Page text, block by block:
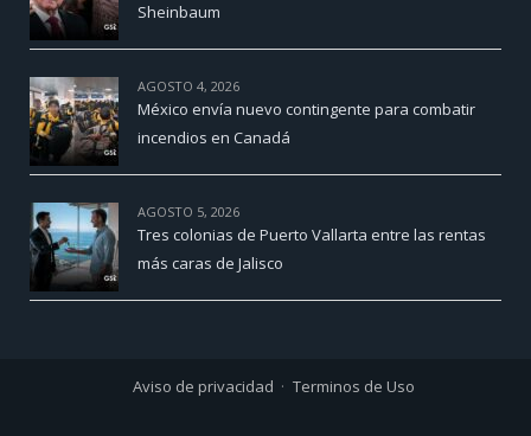
Sheinbaum
AGOSTO 4, 2026
México envía nuevo contingente para combatir
incendios en Canadá
AGOSTO 5, 2026
Tres colonias de Puerto Vallarta entre las rentas
más caras de Jalisco
Aviso de privacidad Terminos de Uso